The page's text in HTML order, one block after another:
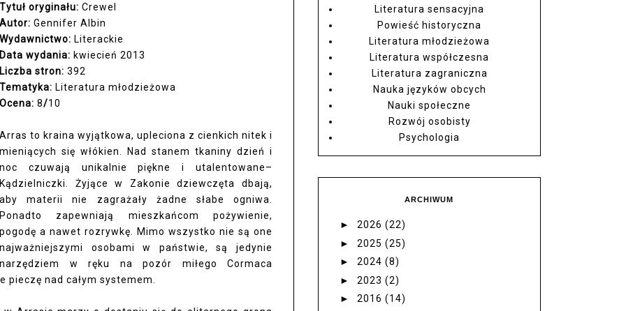
Tytuł oryginału: Crewel
Autor: Gennifer Albin
Wydawnictwo: Literackie
Data wydania: kwiecień 2013
Liczba stron: 392
Tematyka: Literatura młodzieżowa
Ocena: 8/10
Arras to kraina wyjątkowa, upleciona z cienkich nitek i
mieniących się włókien. Nad stanem tkaniny dzień i
noc czuwają unikalnie piękne i utalentowane–
Kądzielniczki. Żyjące w Zakonie dziewczęta dbają,
aby materii nie zagrażały żadne słabe ogniwa.
Ponadto zapewniają mieszkańcom pożywienie,
pogodę a nawet rozrywkę. Mimo wszystko nie są one
najważniejszymi osobami w państwie, są jedynie
narzędziem w ręku na pozór miłego Cormaca
pieczę nad całym systemem.
Literatura sensacyjna
Powieść historyczna
Literatura młodzieżowa
Literatura współczesna
Literatura zagraniczna
Nauka języków obcych
Nauki społeczne
Rozwój osobisty
Psychologia
ARCHIWUM
► 2026 (22)
► 2025 (25)
► 2024 (8)
► 2023 (2)
► 2016 (14)